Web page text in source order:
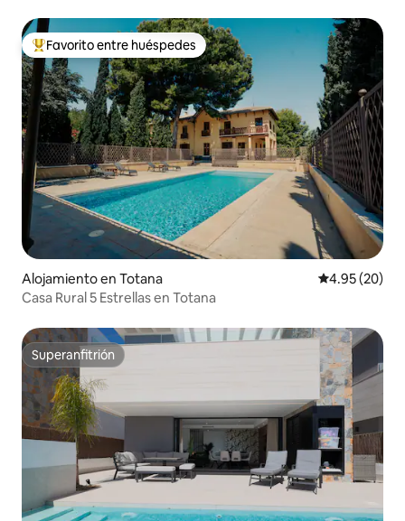
Favorito entre huéspedes preferido
Favorito entre huéspedes
Alojamiento en Totana Calificación
4.95 (20)
Casa Rural 5 Estrellas en Totana
Superanfitrión
Superanfitrión